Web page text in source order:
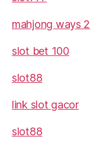
mahjong ways 2
slot bet 100
slot88
link slot gacor
slot88